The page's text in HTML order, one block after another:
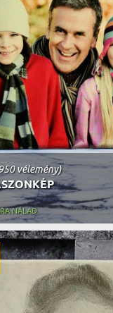
vélemény)
NÁLAD